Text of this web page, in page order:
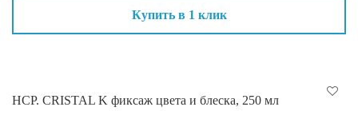
Купить в 1 клик
HCP. CRISTAL K фиксаж цвета и блеска, 250 мл